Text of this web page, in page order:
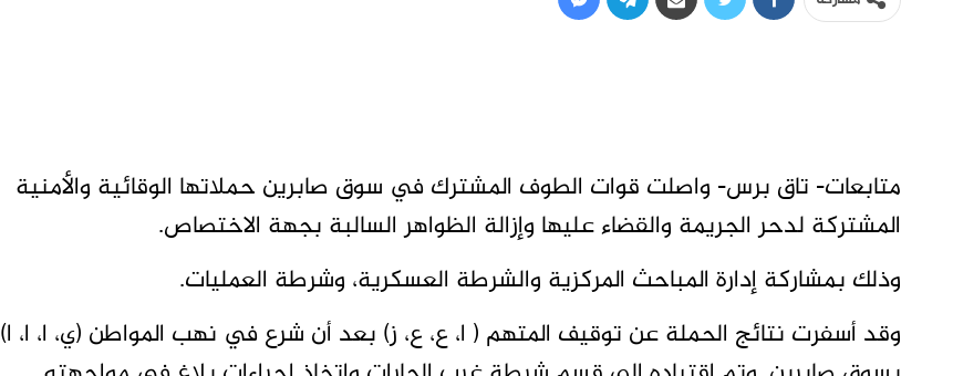
متابعات- تاق برس- واصلت قوات الطوف المشترك في سوق صابرين حملاتها الوقائية والأمنية
المشتركة لدحر الجريمة والقضاء عليها وإزالة الظواهر السالبة بجهة الاختصاص.
وذلك بمشاركة إدارة المباحث المركزية والشرطة العسكرية، وشرطة العمليات.
وقد أسفرت نتائج الحملة عن توقيف المتهم ( ا، ع، ع، ز) بعد أن شرع في نهب المواطن (ي، ا، ا، ا)